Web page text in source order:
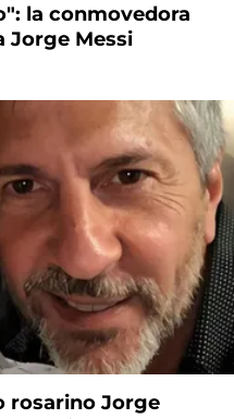
la conmovedora
Jorge Messi
rosarino Jorge